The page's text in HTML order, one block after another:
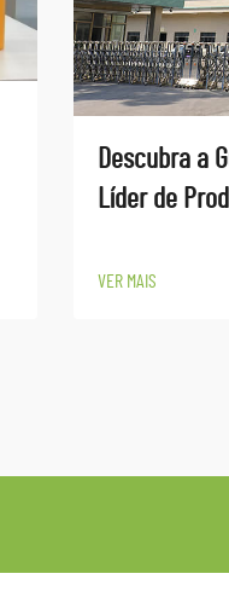
Descubra a
Líder de
VER MAIS